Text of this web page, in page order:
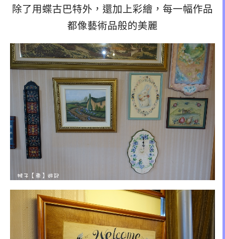
除了用蝶古巴特外，還加上彩繪，每一幅作品
都像藝術品般的美麗